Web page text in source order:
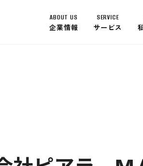
ABOUT US
企業情報
SERVICE
サービス